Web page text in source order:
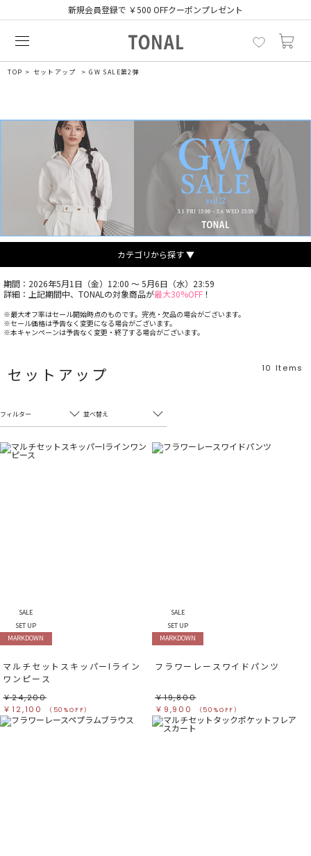
新規会員登録で ￥500 OFFクーポンプレゼント
TOP セットアップ GW SALE第2弾
カテゴリから探す ▼
期間：2026年5月1日（金）12:00 ～ 5月6日（水）23:59
詳細：上記期間中、TONALの対象商品が最大30%OFF ！
※最大オフ率はセール開始時点のものです。完売・欠品の場合がございます。
※セール価格は予告なく変更になる場合がございます。
※本キャンペーンは予告なく変更・終了する場合がございます。
セットアップ 10 Items
フィルター
フリーワード
ブラック
ブラウン
ベージュ
オレンジオレンジ
イエロー
パープル パープル
レッド レッド
ピンクピンク
リセット
並べ替え
売れ筋順
SALE
SET UP
MARKDOWN
マルチセットスキッパーIライン
ワンピース
￥24,200
￥12,100
（50%OFF）
SALE
SET UP
MARKDOWN
フラワーレースワイドパンツ
￥19,800
￥9,900
（50%OFF）